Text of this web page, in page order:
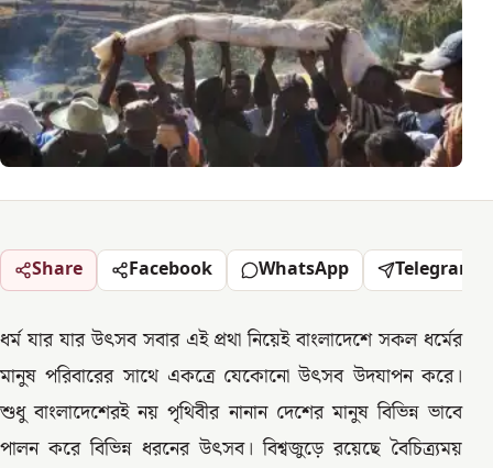
Share Facebook WhatsApp Telegram
ধর্ম যার যার উৎসব সবার এই প্রথা নিয়েই বাংলাদেশে সকল ধর্মের
মানুষ পরিবারের সাথে একত্রে যেকোনো উৎসব উদযাপন করে।
শুধু বাংলাদেশেরই নয় পৃথিবীর নানান দেশের মানুষ বিভিন্ন ভাবে
পালন করে বিভিন্ন ধরনের উৎসব। বিশ্বজুড়ে রয়েছে বৈচিত্র্যময়